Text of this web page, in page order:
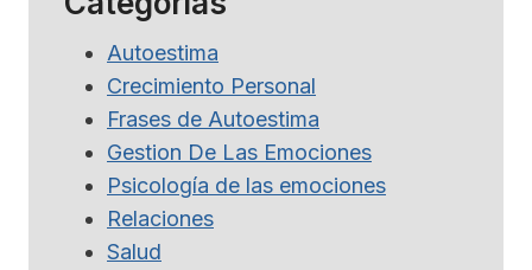
Autoestima
Crecimiento Personal
Frases de Autoestima
Gestion De Las Emociones
Psicología de las emociones
Relaciones
Salud